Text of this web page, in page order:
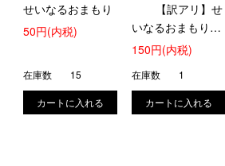
せいなるおまもり
50円(内税)
在庫数 15
【訳アリ】せ
いなるおまもり
(SR)(103/080)
150円(内税)
在庫数 1